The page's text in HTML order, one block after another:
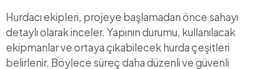
Hurdacı ekipleri, projeye başlamadan önce sahayı
detaylı olarak inceler. Yapının durumu, kullanılacak
ekipmanlar ve ortaya çıkabilecek hurda çeşitleri
belirlenir. Böylece süreç daha düzenli ve güvenli